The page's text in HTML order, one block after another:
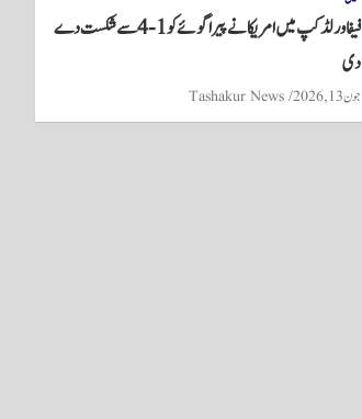
فیفا ورلڈکپ میں امریکا نے پیراگوئے کو 1-4 سے شکست دے
دی
جون 13, 2026 Tashakur News